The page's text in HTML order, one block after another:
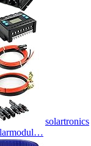
solartronics